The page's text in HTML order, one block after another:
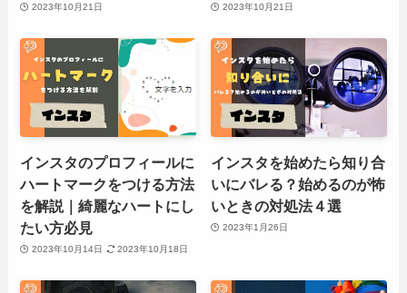
2023年10月21日 2023年10月21日
インスタのプロフィールに
ハートマークをつける方法
を解説｜綺麗なハートにし
たい方必見
2023年10月14日 2023年10月18日
インスタを始めたら知り合
いにバレる？始めるのが怖
いときの対処法４選
2023年1月26日